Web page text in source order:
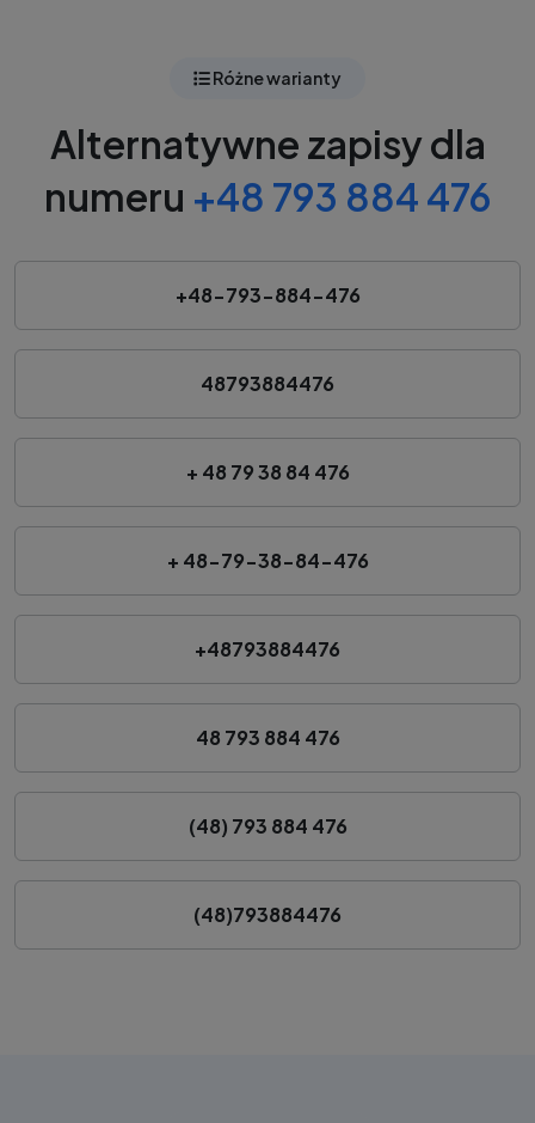
Różne warianty
Alternatywne zapisy dla
numeru +48 793 884 476
+48-793-884-476
48793884476
+ 48 79 38 84 476
+ 48-79-38-84-476
+48793884476
48 793 884 476
(48) 793 884 476
(48)793884476